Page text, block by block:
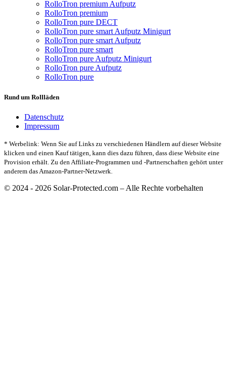
RolloTron premium Aufputz
RolloTron premium
RolloTron pure DECT
RolloTron pure smart Aufputz Minigurt
RolloTron pure smart Aufputz
RolloTron pure smart
RolloTron pure Aufputz Minigurt
RolloTron pure Aufputz
RolloTron pure
Rund um Rollläden
Datenschutz
Impressum
* Werbelink: Wenn Sie auf Links zu verschiedenen Händlern auf dieser Website
klicken und einen Kauf tätigen, kann dies dazu führen, dass diese Website eine
Provision erhält. Zu den Affiliate-Programmen und -Partnerschaften gehört unter
anderem das Amazon-Partner-Netzwerk.
© 2024 - 2026 Solar-Protected.com – Alle Rechte vorbehalten